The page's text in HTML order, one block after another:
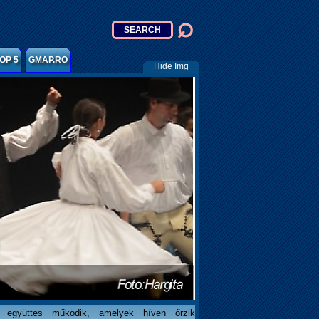
5 GMAP.RO
Hide Img
együttes működik, amelyek híven őrzik